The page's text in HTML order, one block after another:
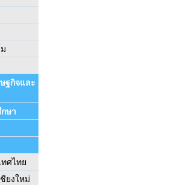
ฐกิจและ
ษา
ศไทย
ยงใหม่